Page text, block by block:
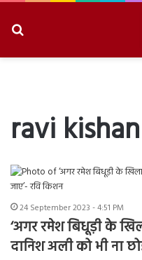
ravi
24 September 2023 - 4:51 PM
‘अगर रमेश बिधूड़ी के
दानिश अली को भी ना